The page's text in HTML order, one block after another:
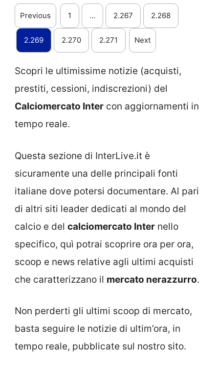
Previous 1 … 2.267 2.268
2.269 2.270 2.271 Next
Scopri le ultimissime notizie (acquisti,
prestiti, cessioni, indiscrezioni) del
Calciomercato Inter con aggiornamenti in
tempo reale.
Questa sezione di InterLive.it è
sicuramente una delle principali fonti
italiane dove potersi documentare. Al pari
di altri siti leader dedicati al mondo del
calcio e del calciomercato Inter nello
specifico, quì potrai scoprire ora per ora,
scoop e news relative agli ultimi acquisti
che caratterizzano il mercato nerazzurro.
Non perderti gli ultimi scoop di mercato,
basta seguire le notizie di ultim’ora, in
tempo reale, pubblicate sul nostro sito.